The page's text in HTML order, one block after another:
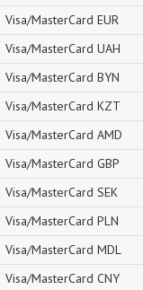
Visa/MasterCard EUR
Visa/MasterCard UAH
Visa/MasterCard BYN
Visa/MasterCard KZT
Visa/MasterCard AMD
Visa/MasterCard GBP
Visa/MasterCard SEK
Visa/MasterCard PLN
Visa/MasterCard MDL
Visa/MasterCard CNY